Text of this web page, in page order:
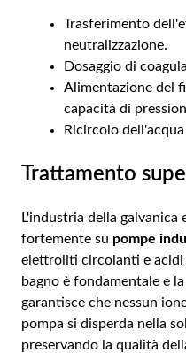
Trasferimento
neutralizzazione.
Dosaggio di
Alimentazione del
capacità di
Ricircolo
Trattamento
L'industria della galvanica
fortemente su pompe
elettroliti circolanti e acidi
bagno è fondamentale e
garantisce che nessun
pompa si disperda nella
preservando la qualità